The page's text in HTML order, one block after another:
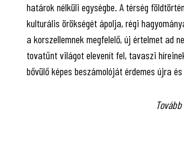
határok nélküli egységbe. A térség
kulturális örökségét ápolja, régi
a korszellemnek megfelelő, új értelmet ad
tovatűnt világot elevenít fel, tavaszi
bővülő képes beszámolóját érdemes újra